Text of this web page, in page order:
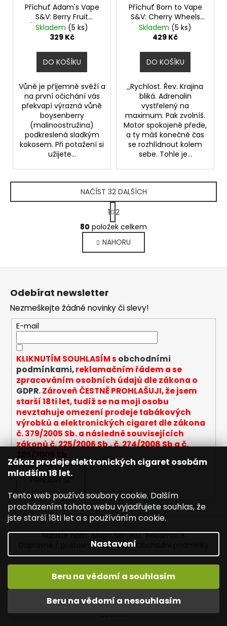
Zákaz prodeje elektronických cigaret osobám
mladším 18 let.
Tento web používá soubory cookie. Dalším
procházením tohoto webu vyjadřujete souhlas, že
jste starší 18ti let a s používáním cookie.
Nastavení
Beru na vědomí a nesouhlasím
Beru na vědomí a souhlasím
Vítejte na JOYETECH. DORUČENÍ ZDARMA zásilkovnou nad
Příchuť Adam's Vape
S&V: Berry Fruit
(Bobulovité plody s
kokosem) objem 10ml
Skladem (5 ks)
329 Kč
DO KOŠÍKU
Vůně je příjemně svěží a
na první očichání vás
překvapí výrazná vůně
boysenberry
(malinoostružina)
podkreslená sladkým
kokosem. Při potažení si
užijete...
Příchuť Born to Vape
S&V: Cherry Wheels
(Opravdový tabák s
třešní) objem 10ml
Skladem (5 ks)
429 Kč
DO KOŠÍKU
‚‚Rychlost. Řev. Krajina
bliká. Adrenalin
vystřelený na
maximum. Pak zvolníš.
Motor spokojeně přede,
a ty máš konečně čas
se rozhlídnout kolem
sebe. Tohle je...
O
v
l
á
d
p
r
v
k
y
v
ý
p
i
s
u
NAČÍST 32 DALŠÍCH
S
t
r
á
n
k
o
í
1 2
80 položek celkem
NAHORU
Odebírat newsletter
Nezmeškejte žádné novinky či slevy!
E-mail
KLIKNUTÍM SOUHLASÍM s obchodními
podmínkami,reklamačním řádem a se
zpracováním osobních údajů dle zákona o
GDPR. Zároveň ČESTNĚ PROHLAŠUJI, že jsem
starší 18ti let, tudíž se na moji osobu
nevztahuje omezení prodeje tabákových
výrobků a elektronických cigaret dle zákona
č. 379/2005 Sb. a následně souvisejících
zákonů č. 225/2006 Sb., č. 274/2008 Sb a č.
Napište nám Mapa serveru Reklamace
Dopravné / poštovné Kontakty
Vytvořil Shoptet
Joyetech - Značkové elektronické
cigarety. Všechna práva vyhrazena.Upravit nastavení
cookies